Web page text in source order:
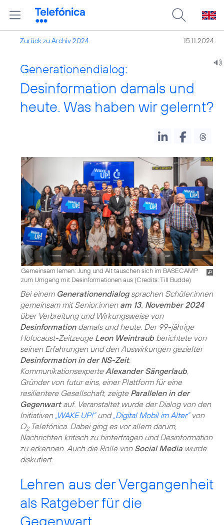
Zurück zu Archiv 2024 15.11.2024
Generationendialog:
Desinformation damals und
heute. Was haben wir gelernt?
Gemeinsam lernen: Jung und Alt tauschen sich im BASECAMP
zum Umgang mit Desinformationen aus (Credits: Till Budde)
Bei einem Generationendialogsprachen Schüler:innen
gemeinsam mit Senior:innen am 13. November 2024
über Verbreitung und Wirkungsweise von
Desinformationdamals und heute. Der 99-jährige
Holocaust-Zeitzeuge Leon Weintraub berichtete von
seinen Erfahrungen und den Auswirkungen gezielter
Desinformation in der NS-Zeit.
KommunikationsexperteAlexander Sängerlaub
Gründer von futur eins, einer Plattform für eine
resilientere Gesellschaft, zeigte Parallelen in der
Gegenwartauf. Veranstaltet wurde der Dialog von den
Initiativen „WAKE UP!”und„Digital Mobil im Alter”von
O2Telefónica. Dabei ging es vor allem darum,
Nachrichten kritisch zu hinterfragen und Desinformation
zu erkennen. Auch die Rolle von Social Media wurde
diskutiert.
Lehren aus der Vergangenheit
als Ratgeber für die
Gegenwart